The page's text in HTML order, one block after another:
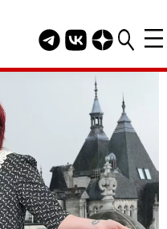
Telegram канал
Группа HELLO
Канал